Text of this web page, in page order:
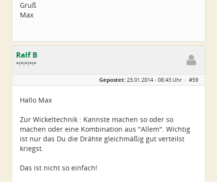
Gruß
Max
Ralf B
*!*!*!*!*
Geschlecht:
keine Angabe
Beiträge:
659
Gepostet: 23.01.2014 - 08:43 Uhr · #59
Hallo Max
Zur Wickeltechnik : Kannste machen so oder so
machen oder eine Kombination aus "Allem". Wichtig
ist nur das Du die Drähte gleichmäßig gut verteilst
kriegst.
Das ist nicht so einfach!